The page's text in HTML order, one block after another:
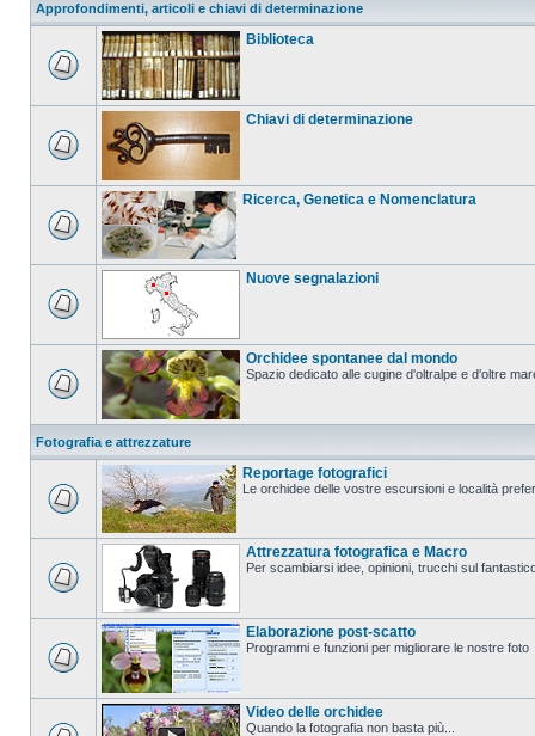
Approfondimenti, articoli e chiavi di determinazione
Biblioteca
Chiavi di determinazione
Ricerca, Genetica e Nomenclatura
Nuove segnalazioni
Orchidee spontanee dal mondo
Spazio dedicato alle cugine d'oltralpe e d'oltre
Fotografia e attrezzature
Reportage fotografici
Le orchidee delle vostre escursioni e località
Attrezzatura fotografica e Macro
Per scambiarsi idee, opinioni, trucchi sul
Elaborazione post-scatto
Programmi e funzioni per migliorare le nostre foto
Video delle orchidee
Quando la fotografia non basta più...